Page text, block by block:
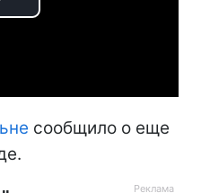
Play
сообщило о еще